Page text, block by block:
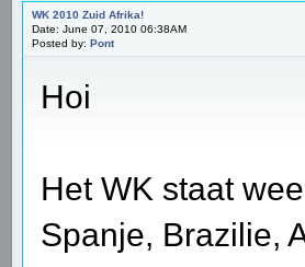
WK 2010 Zuid Afrika!
Date: June 07, 2010 06:38AM
Posted by: Pont
Hoi
Het WK staat
Spanje, Brazilie,